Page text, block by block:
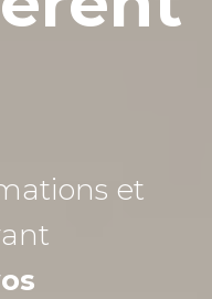
et